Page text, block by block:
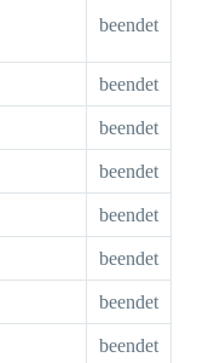
beendet
beendet
beendet
beendet
beendet
beendet
beendet
beendet